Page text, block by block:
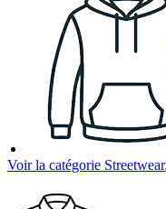
Voir la catégorie Streetwear